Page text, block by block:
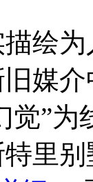
绘
媒
觉”
里